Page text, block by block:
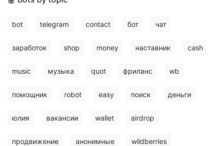
bot telegram contact бот чат
заработок shop money наставник cash
music музыка quot фриланс wb
помощник robot easy поиск деньги
юлия вакансии wallet airdrop
продвижение анонимные wildberries